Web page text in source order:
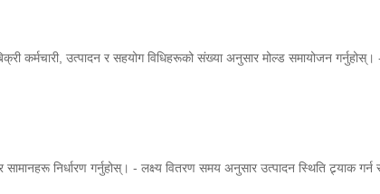
कर्मचारी, उत्पादन र सहयोग विधिहरूको संख्या अनुसार मोल्ड समायोजन गर्नुहोस्। -
निर्धारण गर्नुहोस्। - लक्ष्य वितरण समय अनुसार उत्पादन स्थिति ट्र्याक